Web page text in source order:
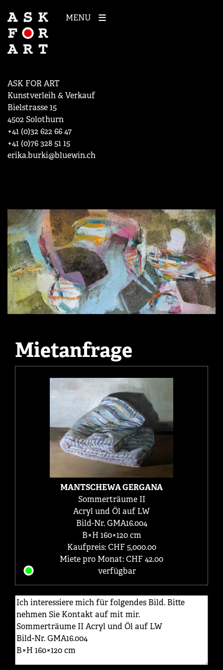
MENU
ASK FOR ART
Kunstverleih & Verkauf
Bielstrasse 15
4502 Solothurn
+41 (0)32 622 66 47
+41 (0)76 328 51 15
erika.burki@bluewin.ch
Mietanfrage
MANTSCHEWA GERGANA
Sommerträume II
Acryl und Öl auf LW
Bild-Nr. GMA16.004
B×H 160×120 cm
Kaufpreis: CHF 5,000.00
Miete pro Monat: CHF 42.00
verfügbar